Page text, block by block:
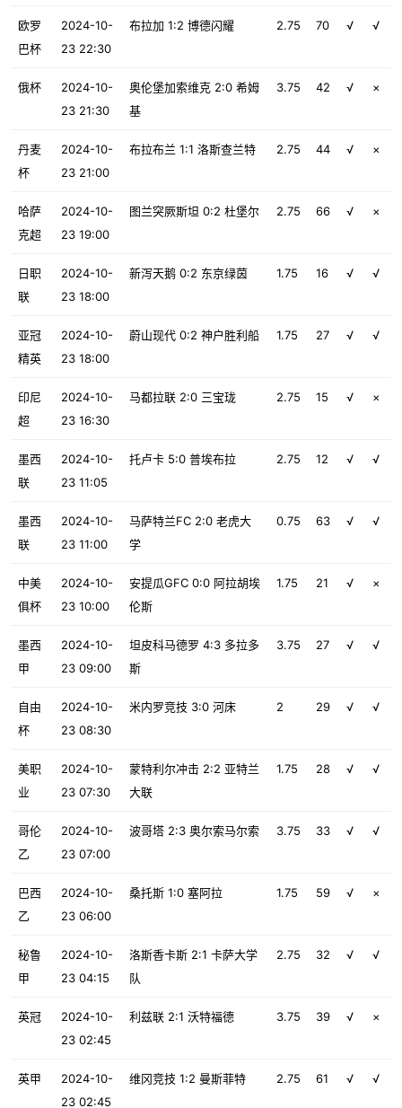
欧罗
巴杯
2024-10-
23 22:30
布拉加 1:2 博德闪耀 2.75 70 √ √
俄杯
2024-10-
23 21:30
奥伦堡加索维克 2:0 希姆
基
3.75 42 √ ×
丹麦
杯
2024-10-
23 21:00
布拉布兰 1:1 洛斯查兰特 2.75 44 √ ×
哈萨
克超
2024-10-
23 19:00
图兰突厥斯坦 0:2 杜堡尔 2.75 66 √ ×
日职
联
2024-10-
23 18:00
新泻天鹅 0:2 东京绿茵 1.75 16 √ √
亚冠
精英
2024-10-
23 18:00
蔚山现代 0:2 神户胜利船 1.75 27 √ √
印尼
超
2024-10-
23 16:30
马都拉联 2:0 三宝珑 2.75 15 √ ×
墨西
联
2024-10-
23 11:05
托卢卡 5:0 普埃布拉 2.75 12 √ √
墨西
联
2024-10-
23 11:00
马萨特兰FC 2:0 老虎大
学
0.75 63 √ √
中美
俱杯
2024-10-
23 10:00
安提瓜GFC 0:0 阿拉胡埃
伦斯
1.75 21 √ ×
墨西
甲
2024-10-
23 09:00
坦皮科马德罗 4:3 多拉多
斯
3.75 27 √ √
自由
杯
2024-10-
23 08:30
米内罗竞技 3:0 河床 2 29 √ √
美职
业
2024-10-
23 07:30
蒙特利尔冲击 2:2 亚特兰
大联
1.75 28 √ √
哥伦
乙
2024-10-
23 07:00
波哥塔 2:3 奥尔索马尔索 3.75 33 √ √
巴西
乙
2024-10-
23 06:00
桑托斯 1:0 塞阿拉 1.75 59 √ ×
秘鲁
甲
2024-10-
23 04:15
洛斯香卡斯 2:1 卡萨大学
队
2.75 32 √ √
英冠
2024-10-
23 02:45
利兹联 2:1 沃特福德 3.75 39 √ ×
英甲
2024-10-
23 02:45
维冈竞技 1:2 曼斯菲特 2.75 61 √ √